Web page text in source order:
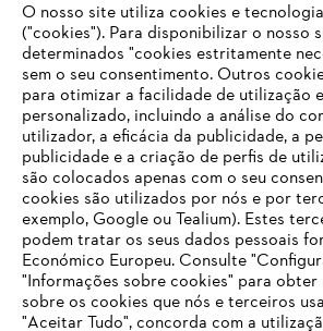
Opções de
Empresa
FAQs Loja Online
O SEU NAVEGADOR
O nosso site utiliza cookies e
("cookies"). Para disponibilizar o nosso
determinados "cookies estritamente
sem o seu consentimento. Outros
para otimizar a facilidade de utilização
personalizado, incluindo a análise do
utilizador, a eficácia da publicidade, a
publicidade e a criação de perfis de
são colocados apenas com o seu
cookies são utilizados por nós e por
exemplo, Google ou Tealium). Estes
podem tratar os seus dados pessoais
Económico Europeu. Consulte
"Informações sobre cookies" para obter
sobre os cookies que nós e terceiros
"Aceitar Tudo", concorda com a